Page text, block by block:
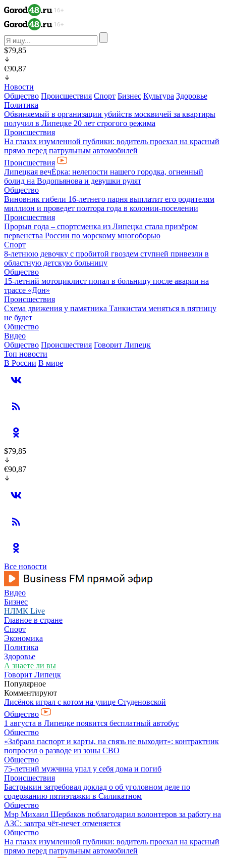
$79,85
€90,87
Новости
Общество Происшествия Спорт Бизнес Культура Здоровье
Политика
Обвиняемый в организации убийств москвичей за квартиры
получил в Липецке 20 лет строгого режима
Происшествия
На глазах изумленной публики: водитель проехал на красный
прямо перед патрульным автомобилей
Происшествия
Липецкая вечЁрка: нелепости нашего городка, огненный
болид на Водопьянова и девушки рулят
Общество
Виновник гибели 16-летнего парня выплатит его родителям
миллион и проведет полтора года в колонии-поселении
Происшествия
Прорыв года – спортсменка из Липецка стала призёром
первенства России по морскому многоборью
Спорт
8-летнюю девочку с пробитой гвоздем ступней привезли в
областную детскую больницу
Общество
15-летний мотоциклист попал в больницу после аварии на
трассе «Дон»
Происшествия
Схема движения у памятника Танкистам меняться в пятницу
не будет
Общество
Видео
Общество Происшествия Говорит Липецк
Топ новости
В России В мире
$79,85
€90,87
Все новости
Видео
Бизнес
НЛМК Live
Главное в стране
Спорт
Экономика
Политика
Здоровье
А знаете ли вы
Говорит Липецк
Популярное
Комментируют
Лисёнок играл с котом на улице Студеновской
Общество
1 августа в Липецке появится бесплатный автобус
Общество
«Забрала паспорт и карты, на связь не выходит»: контрактник
попросил о разводе из зоны СВО
Общество
75-летний мужчина упал у себя дома и погиб
Происшествия
Бастрыкин затребовал доклад о об уголовном деле по
содержанию пятиэтажки в Силикатном
Общество
Мэр Михаил Щербаков поблагодарил волонтеров за работу на
АЗС: завтра чёт-нечет отменяется
Общество
На глазах изумленной публики: водитель проехал на красный
прямо перед патрульным автомобилей